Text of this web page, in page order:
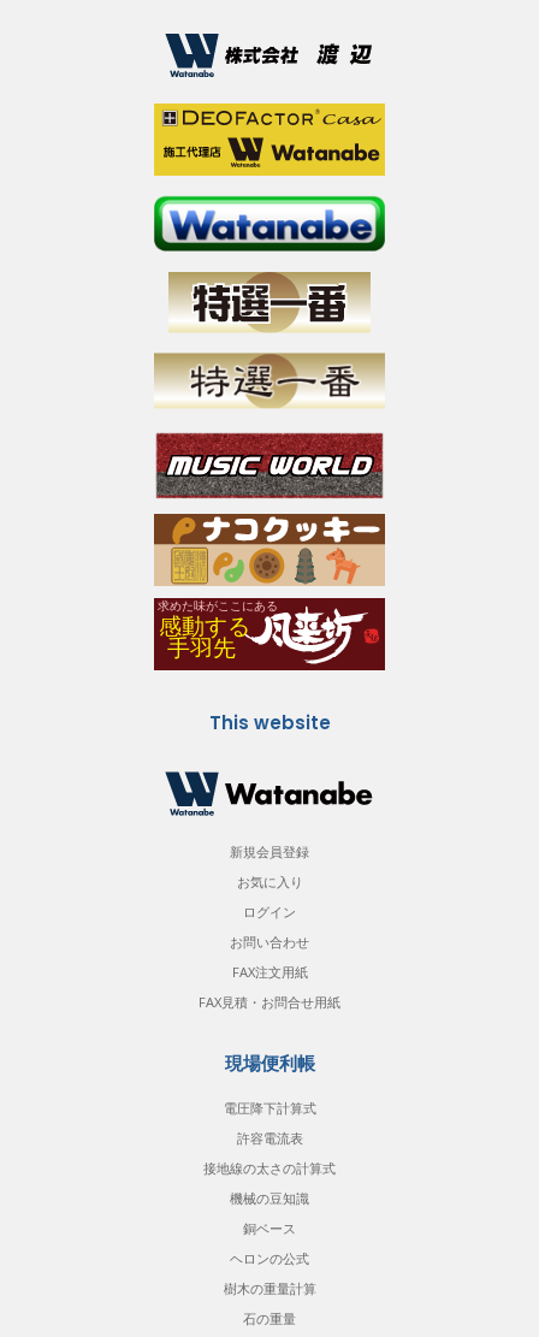
This website
新規会員登録
お気に入り
ログイン
お問い合わせ
FAX注文用紙
FAX見積・お問合せ用紙
現場便利帳
電圧降下計算式
許容電流表
接地線の太さの計算式
機械の豆知識
銅ベース
ヘロンの公式
樹木の重量計算
石の重量